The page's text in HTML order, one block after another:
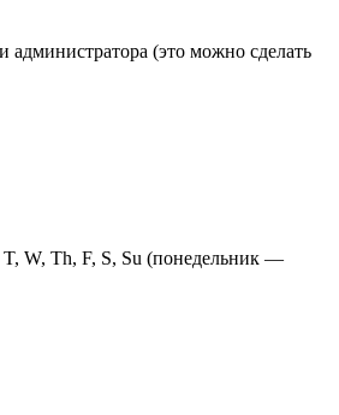
(это можно сделать
W, Th, F, S, Su (понедельник —